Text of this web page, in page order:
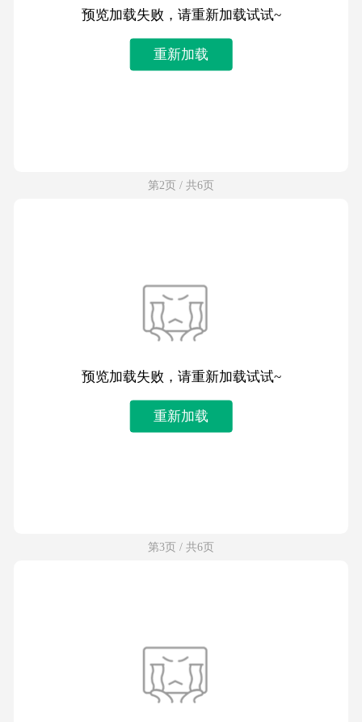
预览加载失败，请重新加载试试~
重新加载
第2页 / 共6页
预览加载失败，请重新加载试试~
重新加载
第3页 / 共6页